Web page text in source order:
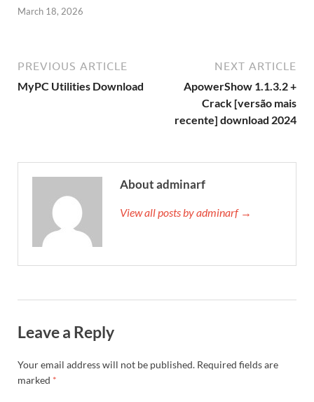
March 18, 2026
PREVIOUS ARTICLE
MyPC Utilities Download
NEXT ARTICLE
ApowerShow 1.1.3.2 +
Crack [versão mais
recente] download 2024
About adminarf
View all posts by adminarf →
Leave a Reply
Your email address will not be published. Required fields are
marked *